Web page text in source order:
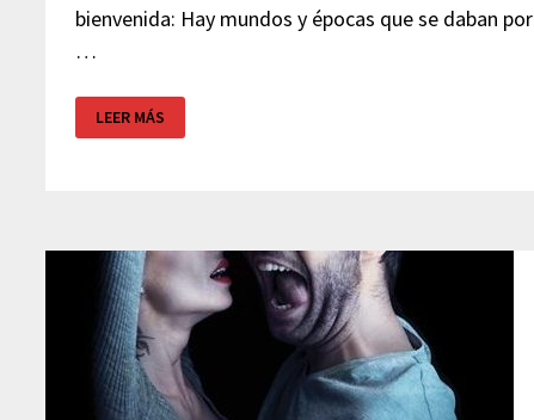
bienvenida: Hay mundos y épocas que se daban por
…
DU
FOU
LEER MÁS